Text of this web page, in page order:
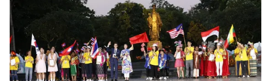
Học trực tuyến
Hitech Công nghệ tương lai
Sản phẩm
Thị trường
Giao lưu trực tuyến
Lịch phát sóng